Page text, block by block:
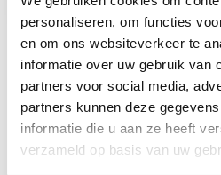
personaliseren, om functies
en om ons websiteverkeer te
informatie over uw gebruik van
partners voor social media,
partners kunnen deze
informatie die u aan ze heeft
verzameld op basis van uw
Steppen met je
bedrijf